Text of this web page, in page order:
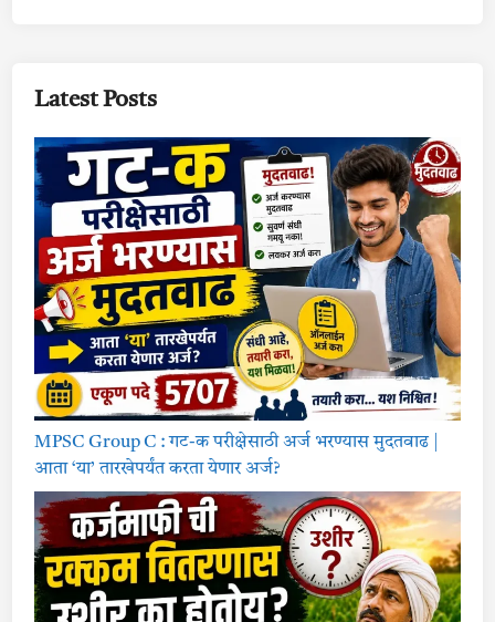
Latest Posts
MPSC Group C : गट-क परीक्षेसाठी अर्ज भरण्यास मुदतवाढ |
आता ‘या’ तारखेपर्यंत करता येणार अर्ज?